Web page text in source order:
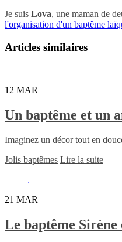
Je suis Lova, une maman de
l'organisation d'un baptême
Articles similaires
12 MAR
Un baptême et un
Imaginez un décor tout en
Jolis baptêmes Lire la suite
21 MAR
Le baptême